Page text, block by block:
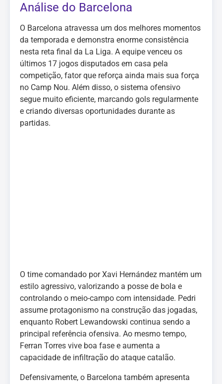
Análise do Barcelona
O Barcelona atravessa um dos melhores momentos
da temporada e demonstra enorme consistência
nesta reta final da La Liga. A equipe venceu os
últimos 17 jogos disputados em casa pela
competição, fator que reforça ainda mais sua força
no Camp Nou. Além disso, o sistema ofensivo
segue muito eficiente, marcando gols regularmente
e criando diversas oportunidades durante as
partidas.
O time comandado por Xavi Hernández mantém um
estilo agressivo, valorizando a posse de bola e
controlando o meio-campo com intensidade. Pedri
assume protagonismo na construção das jogadas,
enquanto Robert Lewandowski continua sendo a
principal referência ofensiva. Ao mesmo tempo,
Ferran Torres vive boa fase e aumenta a
capacidade de infiltração do ataque catalão.
Defensivamente, o Barcelona também apresenta